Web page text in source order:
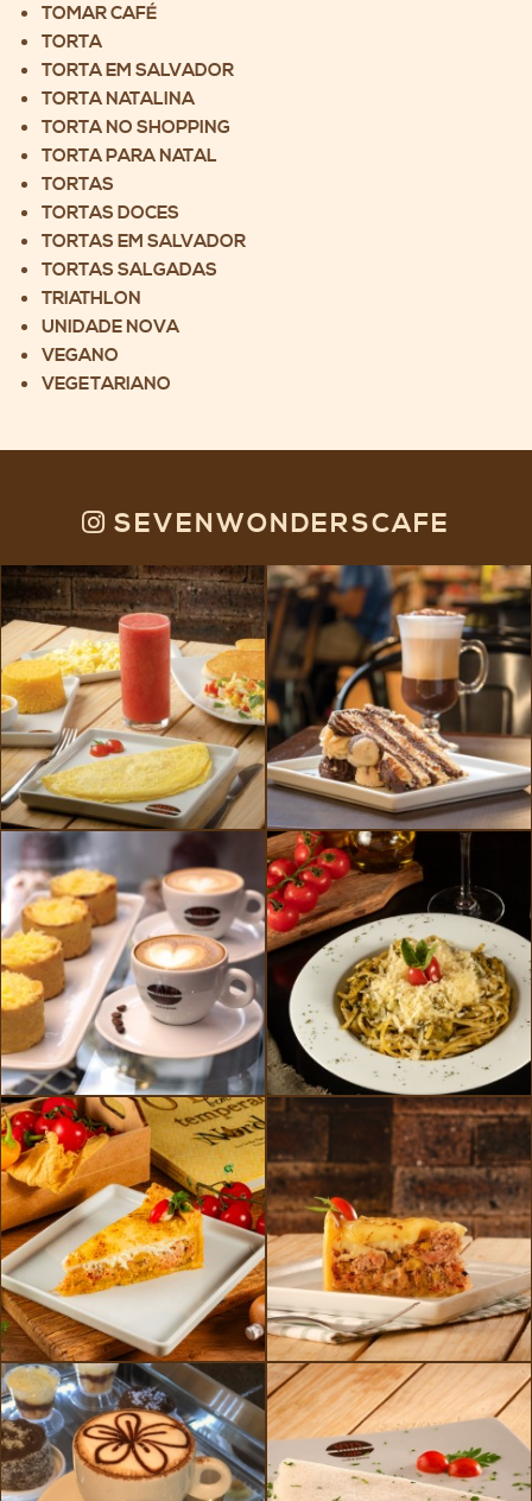
TOMAR CAFÉ
TORTA
TORTA EM SALVADOR
TORTA NATALINA
TORTA NO SHOPPING
TORTA PARA NATAL
TORTAS
TORTAS DOCES
TORTAS EM SALVADOR
TORTAS SALGADAS
TRIATHLON
UNIDADE NOVA
VEGANO
VEGETARIANO
SEVENWONDERSCAFE